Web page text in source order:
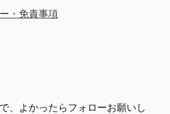
・免責事項
、
よかったらフォローお願いし